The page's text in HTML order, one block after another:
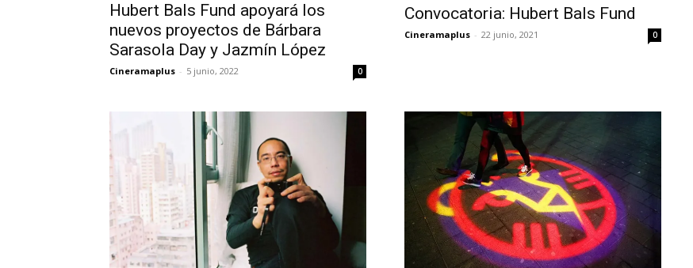
Hubert Bals Fund apoyará los
nuevos proyectos de Bárbara
Sarasola Day y Jazmín López
Cineramaplus - 5 junio, 2022 0
Convocatoria: Hubert Bals Fund
Cineramaplus - 22 junio, 2021 0